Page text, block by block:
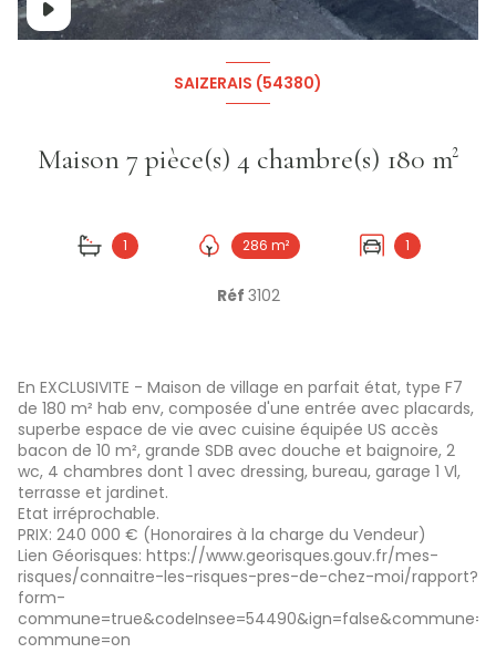
+16
SAIZERAIS (54380)
Maison 7 pièce(s) 4 chambre(s) 180 m²
1 286 m² 1
Réf 3102
En EXCLUSIVITE - Maison de village en parfait état, type F7
de 180 m² hab env, composée d'une entrée avec placards,
superbe espace de vie avec cuisine équipée US accès
bacon de 10 m², grande SDB avec douche et baignoire, 2
wc, 4 chambres dont 1 avec dressing, bureau, garage 1 Vl,
terrasse et jardinet.
Etat irréprochable.
PRIX: 240 000 € (Honoraires à la charge du Vendeur)
Lien Géorisques: https://www.georisques.gouv.fr/mes-
risques/connaitre-les-risques-pres-de-chez-moi/rapport?
form-
commune=on